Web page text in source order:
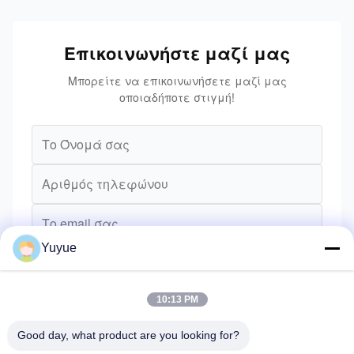
Επικοινωνήστε μαζί μας
Μπορείτε να επικοινωνήσετε μαζί μας
οποιαδήποτε στιγμή!
Yuyue
10:13 PM
Good day, what product are you looking for?